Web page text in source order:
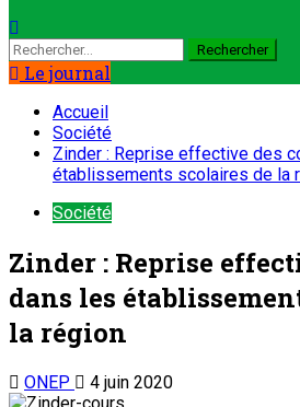
Le journal
Accueil
Société
Zinder : Reprise effective des
établissements scolaires de la
Société
Zinder : Reprise
dans les
la région
ONEP
4 juin 2020